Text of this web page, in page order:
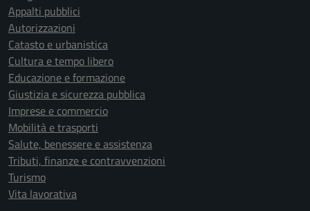
Appalti pubblici
Autorizzazioni
Catasto e urbanistica
Cultura e tempo libero
Educazione e formazione
Giustizia e sicurezza pubblica
Imprese e commercio
Mobilità e trasporti
Salute, benessere e assistenza
Tributi, finanze e contravvenzioni
Turismo
Vita lavorativa